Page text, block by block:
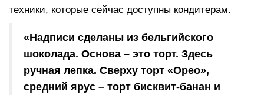
техники, которые сейчас доступны кондитерам.
«Надписи сделаны из бельгийского
шоколада. Основа – это торт. Здесь
ручная лепка. Сверху торт «Орео»,
средний ярус – торт бисквит-банан и